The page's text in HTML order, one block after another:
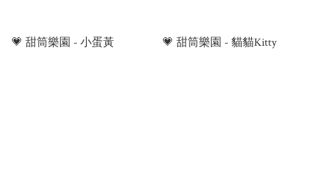
💗 甜筒樂園 - 小蛋黃 💗 甜筒樂園 - 貓貓Kitty